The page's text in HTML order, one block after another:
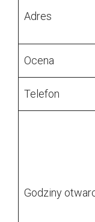
Adres
Ocena
Telefon
Godziny